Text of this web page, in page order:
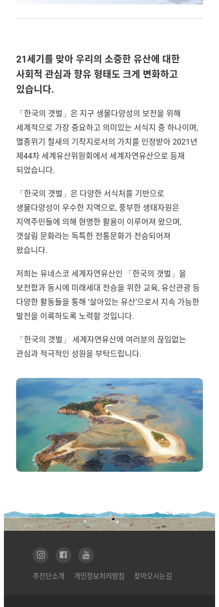
21세기를 맞아 우리의 소중한 유산에 대한
사회적 관심과 향유 형태도 크게 변화하고
있습니다.
「한국의 갯벌」은 지구 생물다양성의 보전을 위해
세계적으로 가장 중요하고 의미있는 서식지 중 하나이며,
멸종위기 철새의 기착지로서의 가치를 인정받아 2021년
제44차 세계유산위원회에서 세계자연유산으로 등재
되었습니다.
「한국의 갯벌」은 다양한 서식처를 기반으로
생물다양성이 우수한 지역으로, 풍부한 생태자원은
지역주민들에 의해 현명한 활용이 이루어져 왔으며,
갯살림 문화라는 독특한 전통문화가 전승되어져
왔습니다.
저희는 유네스코 세계자연유산인 「한국의 갯벌」을
보전함과 동시에 미래세대 전승을 위한 교육, 유산관광 등
다양한 활동들을 통해 ‘살아있는 유산’으로서 지속 가능한
발전을 이룩하도록 노력할 것입니다.
「한국의 갯벌」 세계자연유산에 여러분의 끊임없는
관심과 적극적인 성원을 부탁드립니다.
추진단소개 개인정보처리방침 찾아오시는길